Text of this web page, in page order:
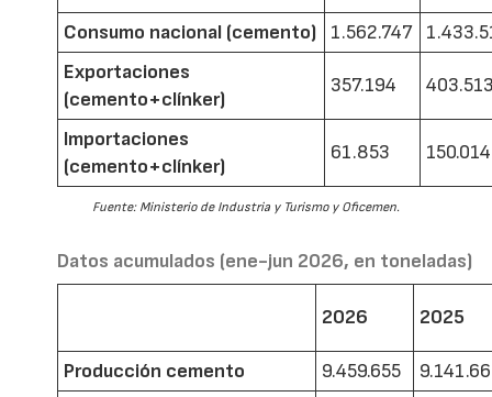
Consumo nacional (cemento)
1.562.747
Exportaciones
(cemento+clínker)
357.194
Importaciones
(cemento+clínker)
61.853 150.014
Fuente: Ministerio de Industria y Turismo y Oficemen.
Datos acumulados (ene-jun 2026, en toneladas)
2026 2025
Producción cemento 9.459.655